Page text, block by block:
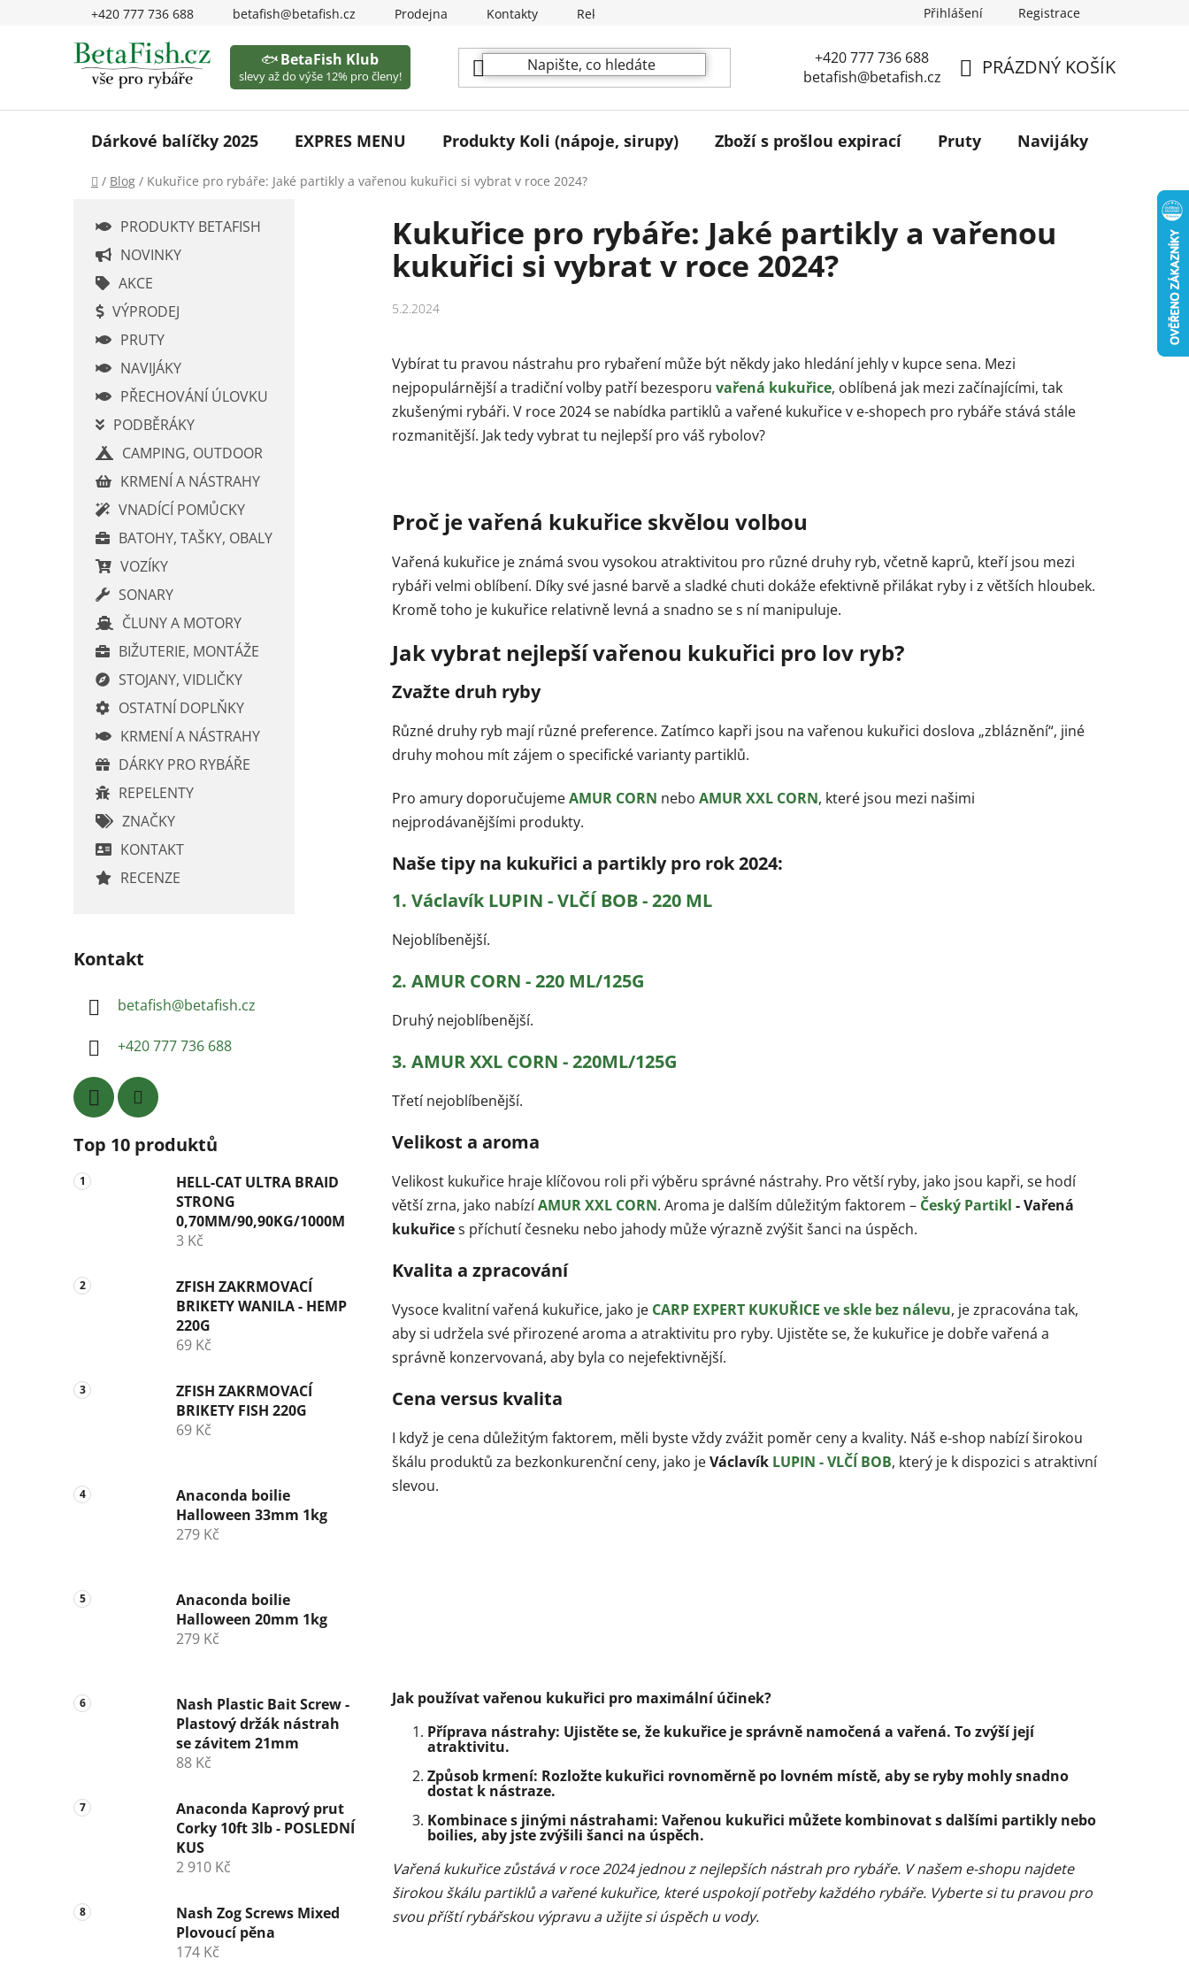
+420 777 736 688 betafish@betafish.cz Prodejna Kontakty Reklamační podmínky Přihlášení Registrace
KOŠÍK
PRÁZDNÝ KOŠÍK
+420 777 736 688
betafish@betafish.cz
🐟BetaFish Klub
slevy až do výše 12% pro členy!
Dárkové balíčky 2025 EXPRES MENU Produkty Koli (nápoje, sirupy) Zboží s prošlou expirací Pruty Navijáky
Domů
/ Blog / Kukuřice pro rybáře: Jaké partikly a vařenou kukuřici si vybrat v roce 2024?
PRODUKTY BETAFISH
NOVINKY
AKCE
VÝPRODEJ
PRUTY
NAVIJÁKY
PŘECHOVÁNÍ ÚLOVKU
PODBĚRÁKY
CAMPING, OUTDOOR
KRMENÍ A NÁSTRAHY
VNADÍCÍ POMŮCKY
BATOHY, TAŠKY, OBALY
VOZÍKY
SONARY
ČLUNY A MOTORY
BIŽUTERIE, MONTÁŽE
STOJANY, VIDLIČKY
OSTATNÍ DOPLŇKY
KRMENÍ A NÁSTRAHY
DÁRKY PRO RYBÁŘE
REPELENTY
ZNAČKY
KONTAKT
RECENZE
Kontakt
betafish@betafish.cz
+420 777 736 688
Top 10 produktů
HELL-CAT ULTRA BRAID
STRONG
0,70MM/90,90KG/1000M
3 Kč
ZFISH ZAKRMOVACÍ
BRIKETY WANILA - HEMP
220G
69 Kč
ZFISH ZAKRMOVACÍ
BRIKETY FISH 220G
69 Kč
Anaconda boilie
Halloween 33mm 1kg
279 Kč
Anaconda boilie
Halloween 20mm 1kg
279 Kč
Nash Plastic Bait Screw -
Plastový držák nástrah
se závitem 21mm
88 Kč
Anaconda Kaprový prut
Corky 10ft 3lb - POSLEDNÍ
KUS
2 910 Kč
Nash Zog Screws Mixed
Plovoucí pěna
174 Kč
Kukuřice pro rybáře: Jaké partikly a vařenou
kukuřici si vybrat v roce 2024?
5.2.2024
Vybírat tu pravou nástrahu pro rybaření může být někdy jako hledání jehly v kupce sena. Mezi
nejpopulárnější a tradiční volby patří bezesporu vařená kukuřice, oblíbená jak mezi začínajícími, tak
zkušenými rybáři. V roce 2024 se nabídka partiklů a vařené kukuřice v e-shopech pro rybáře stává stále
rozmanitější. Jak tedy vybrat tu nejlepší pro váš rybolov?
Proč je vařená kukuřice skvělou volbou
Vařená kukuřice je známá svou vysokou atraktivitou pro různé druhy ryb, včetně kaprů, kteří jsou mezi
rybáři velmi oblíbení. Díky své jasné barvě a sladké chuti dokáže efektivně přilákat ryby i z větších hloubek.
Kromě toho je kukuřice relativně levná a snadno se s ní manipuluje.
Jak vybrat nejlepší vařenou kukuřici pro lov ryb?
Zvažte druh ryby
Různé druhy ryb mají různé preference. Zatímco kapři jsou na vařenou kukuřici doslova „zbláznění“, jiné
druhy mohou mít zájem o specifické varianty partiklů.
Pro amury doporučujemeAMUR CORN nebo AMUR XXL CORN, které jsou mezi našimi
nejprodávanějšími produkty.
Naše tipy na kukuřici a partikly pro rok 2024:
1. Václavík LUPIN - VLČÍ BOB - 220 ML
Nejoblíbenější.
2. AMUR CORN - 220 ML/125G
Druhý nejoblíbenější.
3. AMUR XXL CORN - 220ML/125G
Třetí nejoblíbenější.
Velikost a aroma
Velikost kukuřice hraje klíčovou roli při výběru správné nástrahy. Pro větší ryby, jako jsou kapři, se hodí
větší zrna, jako nabízíAMUR XXL CORN. Aroma je dalším důležitým faktorem – Český Partikl - Vařená
kukuřices příchutí česneku nebo jahody může výrazně zvýšit šanci na úspěch.
Kvalita a zpracování
Vysoce kvalitní vařená kukuřice, jako je CARP EXPERT KUKUŘICE ve skle bez nálevu, je zpracována tak,
aby si udržela své přirozené aroma a atraktivitu pro ryby. Ujistěte se, že kukuřice je dobře vařená a
správně konzervovaná, aby byla co nejefektivnější.
Cena versus kvalita
I když je cena důležitým faktorem, měli byste vždy zvážit poměr ceny a kvality. Náš e-shop nabízí širokou
škálu produktů za bezkonkurenční ceny, jako jeVáclavík LUPIN - VLČÍ BOB, který je k dispozici s atraktivní
slevou.
Jak používat vařenou kukuřici pro maximální účinek?
Příprava nástrahy: Ujistěte se, že kukuřice je správně namočená a vařená. To zvýší její
atraktivitu.
Způsob krmení: Rozložte kukuřici rovnoměrně po lovném místě, aby se ryby mohly snadno
dostat k nástraze.
Kombinace s jinými nástrahami: Vařenou kukuřici můžete kombinovat s dalšími partikly nebo
boilies, aby jste zvýšili šanci na úspěch.
Vařená kukuřice zůstává v roce 2024 jednou z nejlepších nástrah pro rybáře. V našem e-shopu najdete
širokou škálu partiklů a vařené kukuřice, které uspokojí potřeby každého rybáře. Vyberte si tu pravou pro
svou příští rybářskou výpravu a užijte si úspěch u vody.